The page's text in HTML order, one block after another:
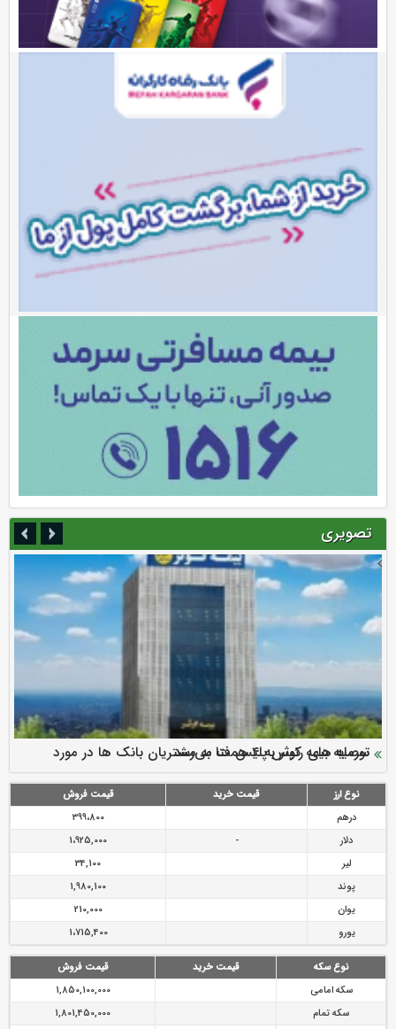
تصویری
ارزش سهام عدالت بالا رفت
سرمایه بیمه کوثر به ۴ همت می‌رسد
نود ثانیه با فولاد سنگان
تقدیر دبیرکل سندیکای بیمه گران ایران از اقدامات مدیرعامل بیمه
رازی
توصیه های رئیس پلیس فتا به مشتریان بانک ها در مورد
پیشگیری از سرقت های مجازی
نوع ارز قیمت خرید
قیمت فروش
درهم
399،800
دلار
-
1،925,000
لیر
34,100
پوند
1,980,100
یوان
210,000
یورو
1،715,400
نوع سکه قیمت خرید
قیمت فروش
سکه امامی
1,850,100,000
سکه تمام
1,801,450,000